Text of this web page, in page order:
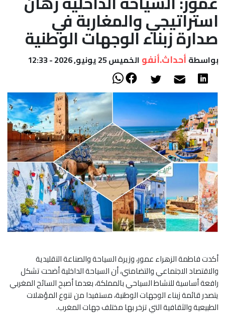
الصحراء
استراتيجي والمغاربة في
صدارة زبناء الوجهات الوطنية
بواسطة أحداث.أنفو الخميس 25 يونيو, 2026 - 12:33
أكدت فاطمة الزهراء عمور، وزيرة السياحة والصناعة التقليدية
والاقتصاد الاجتماعي والتضامني، أن السياحة الداخلية أضحت تشكل
رافعة أساسية للنشاط السياحي بالمملكة، بعدما أصبح السائح المغربي
يتصدر قائمة زبناء الوجهات الوطنية، مستفيدا من تنوع المؤهلات
الطبيعية والثقافية التي تزخر بها مختلف جهات المغرب.